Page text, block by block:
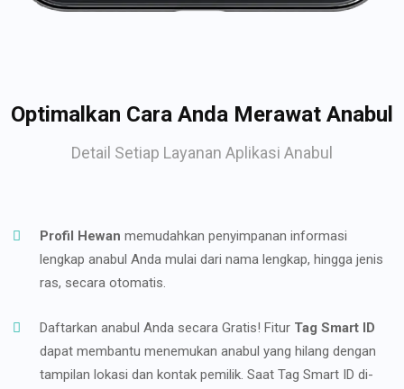
Optimalkan Cara Anda Merawat Anabul
Detail Setiap Layanan Aplikasi Anabul
Profil Hewan memudahkan penyimpanan informasi
lengkap anabul Anda mulai dari nama lengkap, hingga jenis
ras, secara otomatis.
Daftarkan anabul Anda secara Gratis! Fitur Tag Smart ID
dapat membantu menemukan anabul yang hilang dengan
tampilan lokasi dan kontak pemilik. Saat Tag Smart ID di-